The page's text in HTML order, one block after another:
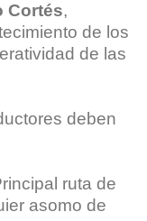
Cortés,
de los
de las
deben
ruta de
asomo de